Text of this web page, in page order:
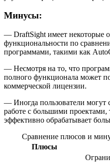
Минусы:
— DraftSight имеет некоторые
функциональности по
программами, такими как
— Несмотря на то, что
полного функционала может
коммерческой лицензии.
— Иногда пользователи могут
работе с большими проектами,
эффективно обрабатывает
Сравнение плюсов и
Плюсы